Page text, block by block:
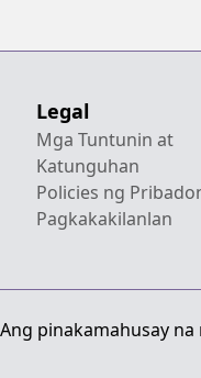
Legal
Mga Tuntunin at
Katunguhan
Policies ng
Pagkakakilanlan
pinakamahusay